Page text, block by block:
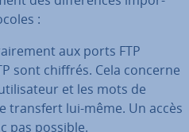
:
aux ports FTP
sont chiffrés. Cela concerne
et les mots de
transfert lui-même. Un accès
pas possible.